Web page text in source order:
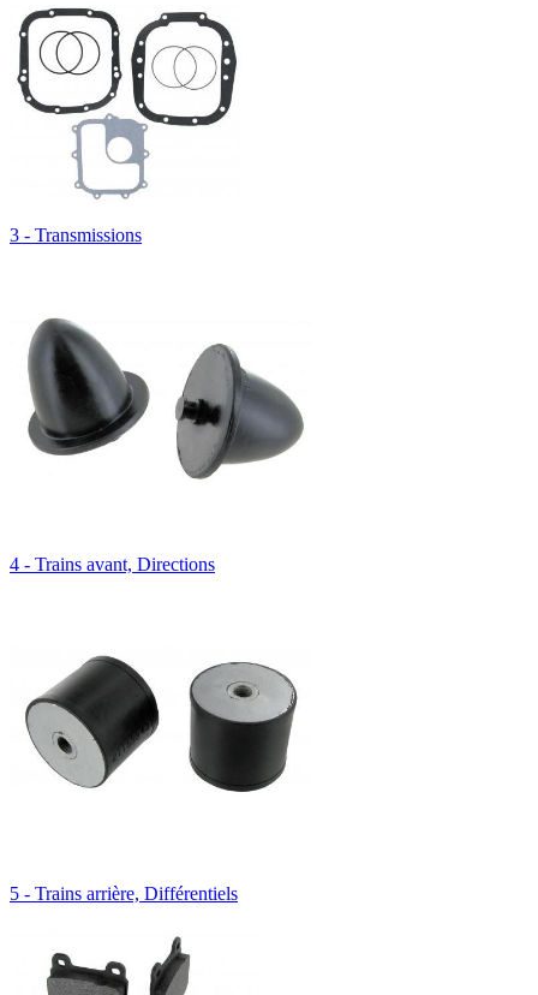
3 - Transmissions
4 - Trains avant, Directions
5 - Trains arrière, Différentiels